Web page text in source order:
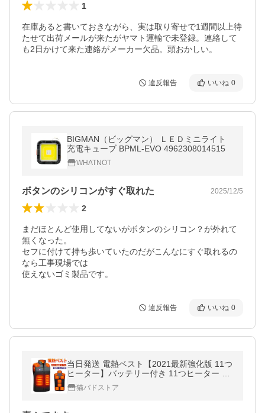
1
在庫あると書いておきながら、実は取り寄せで1週間以上待
たせて出荷メールが来たがヤマト運輸で未登録。連絡して
も2日かけて来た連絡がメーカー欠品。頭おかしい。
違反報告 いいね 0
BIGMAN（ビッグマン） ＬＥＤミニライト
充電キューブ BPML-EVO 4962308014515
WHATNOT
ボタンのシリコンがすぐ取れた 2025/12/5
2
まだほとんど使用してないがボタンのシリコン？が外れて
無くなった。
セフに付けて持ち歩いていたのだがこんなにすぐ取れるの
なら工事現場では
使えないゴミ製品です。
違反報告 いいね 0
当日発送 電熱ベスト【2021最新強化版 11つ
ヒーター】バッテリー付き 11つヒーター ダ
ブルスイッチ 前後独立温度設定可能 3段温度
調整 防寒対策 水洗い可
猫バドストア